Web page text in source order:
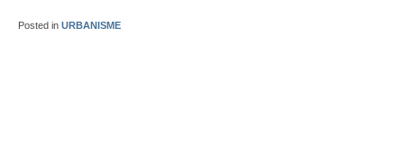
Posted in URBANISME